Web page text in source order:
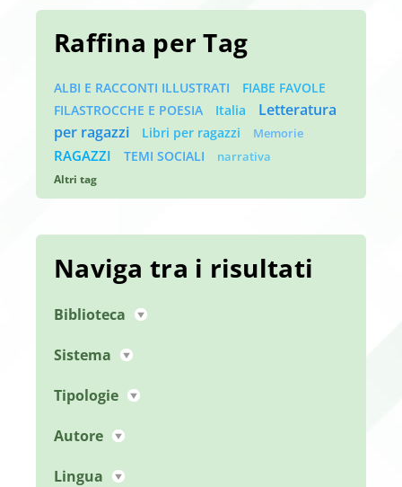
Raffina per Tag
ALBI E RACCONTI ILLUSTRATI
FIABE FAVOLE
FILASTROCCHE E POESIA
Italia
Letteratura
per ragazzi
Libri per ragazzi Memorie
RAGAZZI TEMI SOCIALI narrativa
Altri tag
Naviga tra i risultati
Biblioteca
Sistema
Tipologie
Autore
Lingua